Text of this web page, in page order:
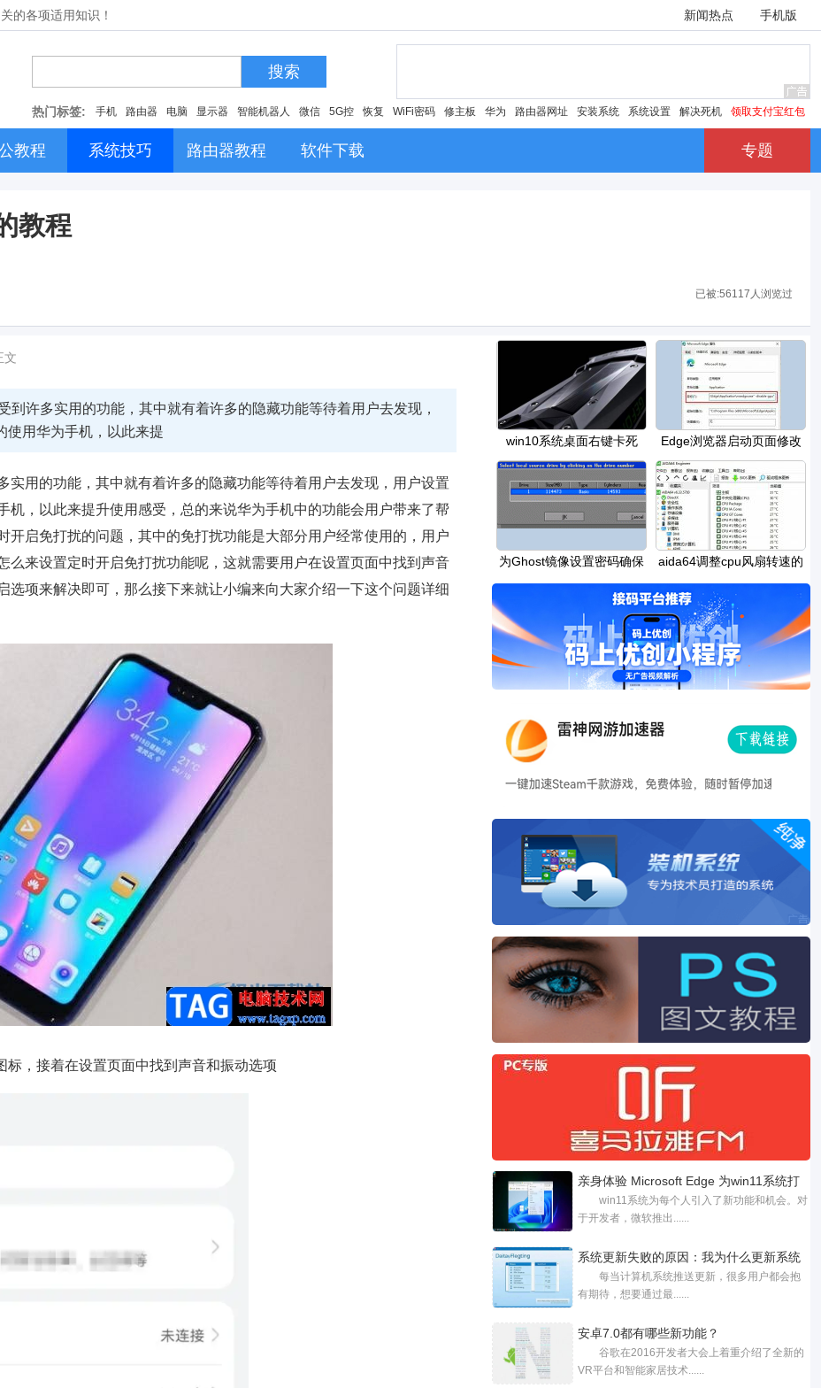
的各项适用知识！ 新闻热点 手机版
搜索
热门标签: 手机 路由器 电脑 显示器 智能机器人 微信 5G控 恢复 WiFi密码 修主板 华为 路由器网址 安装系统 系统设置 解决死机 领取支付宝红包
教程 系统技巧 路由器教程 软件下载 专题
教程
已被:56117人浏览过
文
许多实用的功能，其中就有着许多的隐藏功能等待着用户去发现，
使用华为手机，以此来提
用的功能，其中就有着许多的隐藏功能等待着用户去发现，用户设置
，以此来提升使用感受，总的来说华为手机中的功能会用户带来了帮
启免打扰的问题，其中的免打扰功能是大部分用户经常使用的，用户
来设置定时开启免打扰功能呢，这就需要用户在设置页面中找到声音
项来解决即可，那么接下来就让小编来向大家介绍一下这个问题详细
，接着在设置页面中找到声音和振动选项
win10系统桌面右键卡死
Edge浏览器启动页面修改
后依然跳转到其他
为Ghost镜像设置密码确保
系统安全
​aida64调整cpu风扇转速的
教程
亲身体验 Microsoft Edge 为win11系统打
造的全win11系统为每个人引入了新功能和机会。对
于开发者，微软推出......
系统更新失败的原因：我为什么更新系统
每当计算机系统推送更新，很多用户都会抱
有期待，想要通过最......
安卓7.0都有哪些新功能？
谷歌在2016开发者大会上着重介绍了全新的
VR平台和智能家居技术......